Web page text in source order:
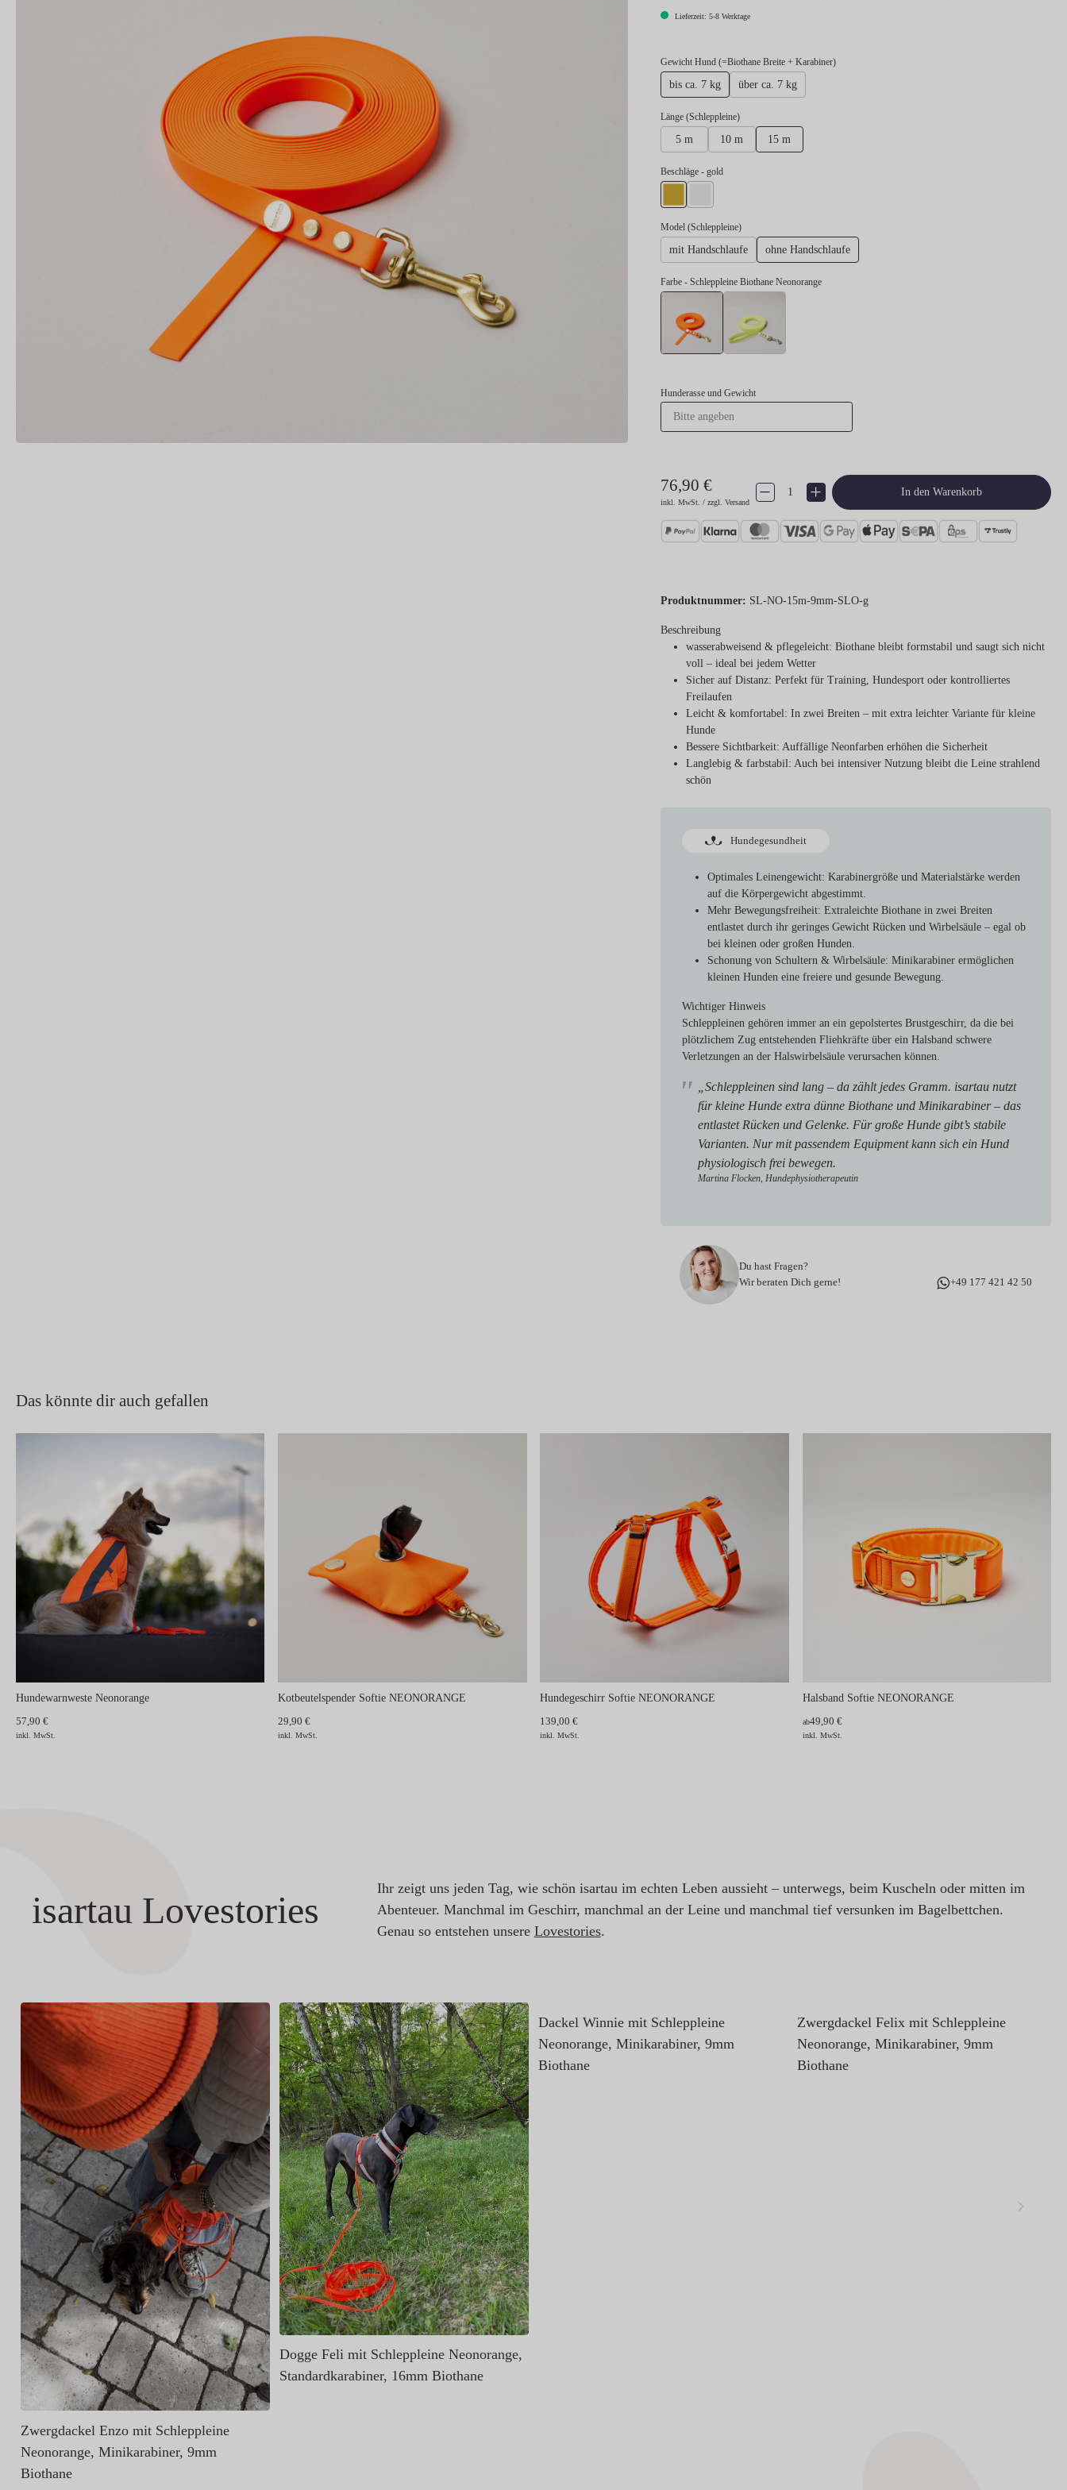
Lieferzeit: 5-8 Werktage
Gewicht Hund (=Biothane Breite + Karabiner)auswählen
bis ca. 7 kg über ca. 7 kg
Länge (Schleppleine)auswählen
5 m 10 m 15 m
Beschlägeauswählen
- gold
gold
Model (Schleppleine)auswählen
mit Handschlaufe ohne Handschlaufe
Farbe - Schleppleine Biothane Neonorange
Hunderasse und Gewicht
76,90 €
inkl. MwSt. / zzgl. Versand
Produkt Anzahl: Gib den gewünschten Wert ein oder benutze die Schaltflächen
In den Warenkorb
Produktnummer: SL-NO-15m-9mm-SLO-g
Beschreibung
wasserabweisend & pflegeleicht: Biothane bleibt formstabil und saugt sich nicht
voll – ideal bei jedem Wetter
Sicher auf Distanz: Perfekt für Training, Hundesport oder kontrolliertes
Freilaufen
Leicht & komfortabel: In zwei Breiten – mit extra leichter Variante für kleine
Hunde
Bessere Sichtbarkeit: Auffällige Neonfarben erhöhen die Sicherheit
Langlebig & farbstabil: Auch bei intensiver Nutzung bleibt die Leine strahlend
schön
Hundegesundheit
Optimales Leinengewicht: Karabinergröße und Materialstärke werden
auf die Körpergewicht abgestimmt.
Mehr Bewegungsfreiheit: Extraleichte Biothane in zwei Breiten
entlastet durch ihr geringes Gewicht Rücken und Wirbelsäule – egal ob
bei kleinen oder großen Hunden.
Schonung von Schultern & Wirbelsäule: Minikarabiner ermöglichen
kleinen Hunden eine freiere und gesunde Bewegung.
Wichtiger Hinweis
Schleppleinen gehören immer an ein gepolstertes Brustgeschirr, da die bei
plötzlichem Zug entstehenden Fliehkräfte über ein Halsband schwere
Verletzungen an der Halswirbelsäule verursachen können.
„Schleppleinen sind lang – da zählt jedes Gramm. isartau nutzt
für kleine Hunde extra dünne Biothane und Minikarabiner – das
entlastet Rücken und Gelenke. Für große Hunde gibt’s stabile
Varianten. Nur mit passendem Equipment kann sich ein Hund
physiologisch frei bewegen.
Martina Flocken, Hundephysiotherapeutin
Du hast Fragen?
Wir beraten Dich gerne!
+49 177 421 42 50
Das könnte dir auch gefallen
Hundewarnweste Neonorange
57,90 €
inkl. MwSt.
Kotbeutelspender Softie NEONORANGE
29,90 €
inkl. MwSt.
Hundegeschirr Softie NEONORANGE
139,00 €
inkl. MwSt.
Halsband Softie NEONORANGE
ab49,90 €
inkl. MwSt.
isartau Lovestories
Ihr zeigt uns jeden Tag, wie schön isartau im echten Leben aussieht – unterwegs, beim Kuscheln oder mitten im
Abenteuer. Manchmal im Geschirr, manchmal an der Leine und manchmal tief versunken im Bagelbettchen.
Genau so entstehen unsere Lovestories.
Zwergdackel Enzo mit Schleppleine
Neonorange, Minikarabiner, 9mm
Biothane
Dogge Feli mit Schleppleine Neonorange,
Standardkarabiner, 16mm Biothane
Dackel Winnie mit Schleppleine
Neonorange, Minikarabiner, 9mm
Biothane
Zwergdackel Felix mit Schleppleine
Neonorange, Minikarabiner, 9mm
Biothane